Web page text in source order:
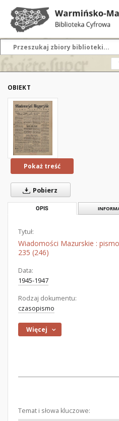
OBIEKT
Pokaż treść
Pobierz
OPIS
Tytuł:
Wiadomości Mazurskie :
235 (246)
Data:
1945-1947
Rodzaj dokumentu:
czasopismo
Więcej
Temat i słowa kluczowe: